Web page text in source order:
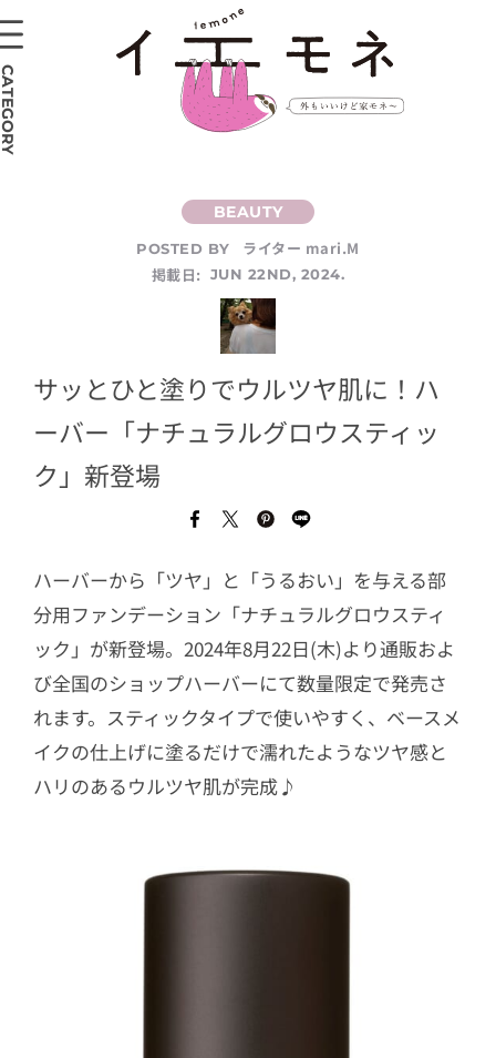
POSTED BY
ライター mari.M
掲載日:
JUN 22ND, 2024.
サッとひと塗りでウルツヤ肌に！ハ
ーバー「ナチュラルグロウスティッ
ク」新登場
ハーバーから「ツヤ」と「うるおい」を与える部
分用ファンデーション「ナチュラルグロウスティ
ック」が新登場。2024年8月22日(木)より通販およ
び全国のショップハーバーにて数量限定で発売さ
れます。スティックタイプで使いやすく、ベースメ
イクの仕上げに塗るだけで濡れたようなツヤ感と
ハリのあるウルツヤ肌が完成♪